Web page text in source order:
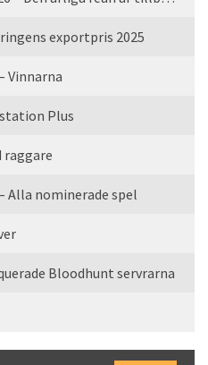
exportpris 2025
Vinnarna
Plus
raggare
Alla nominerade spel
Bloodhunt servrarna